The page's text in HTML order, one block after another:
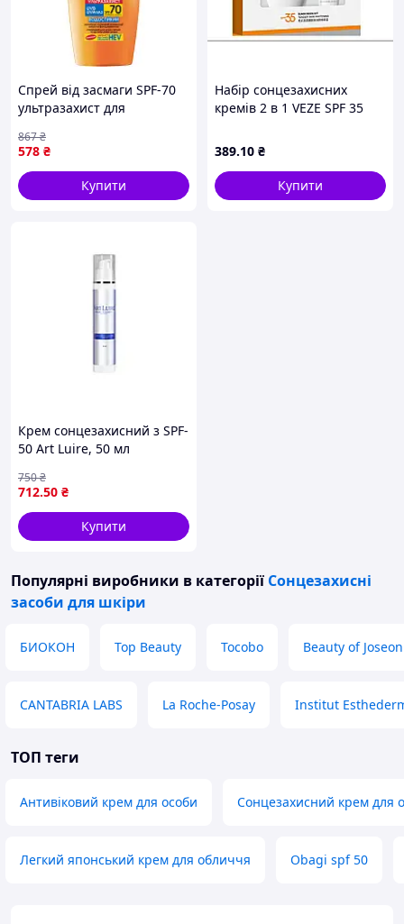
Спрей від засмаги SPF-70
ультразахист для
сонці, захист від опіків та
фотостаріння. BROWN
578 ₴
867₴
Купити
Набір сонцезахисних
кремів 2 в 1 VEZE SPF 35
389.10 ₴
Купити
Крем сонцезахисний з SPF-
50 Art Luire, 50 мл
712.50 ₴
750₴
Купити
Популярні виробники в категорії Сонцезахисні
засоби для шкіри
БИОКОН Top Beauty Tocobo Beauty of Joseon
CANTABRIA LABS La Roche-Posay Institut
ТОП теги
Антивіковий крем для особи Сонцезахисний крем для
Легкий японський крем для обличчя Obagi spf 50